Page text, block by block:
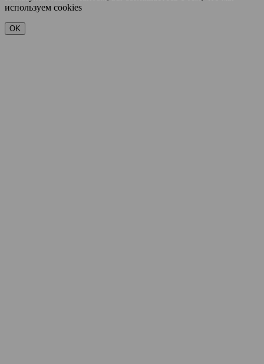
используем cookies
OK